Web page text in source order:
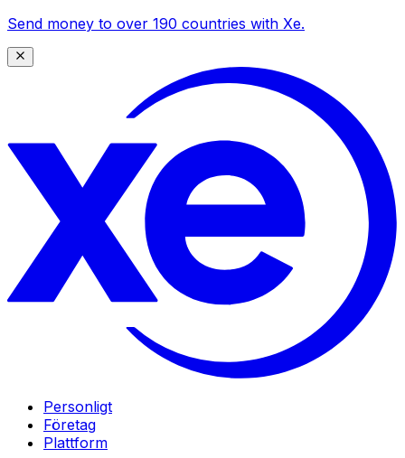
Send money to over 190 countries with Xe.
Personligt
Företag
Plattform